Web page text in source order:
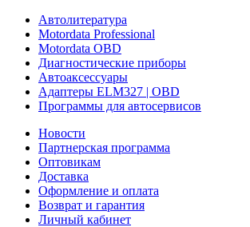
Автолитература
Motordata Professional
Motordata OBD
Диагностические приборы
Автоаксессуары
Адаптеры ELM327 | OBD
Программы для автосервисов
Новости
Партнерская программа
Оптовикам
Доставка
Оформление и оплата
Возврат и гарантия
Личный кабинет